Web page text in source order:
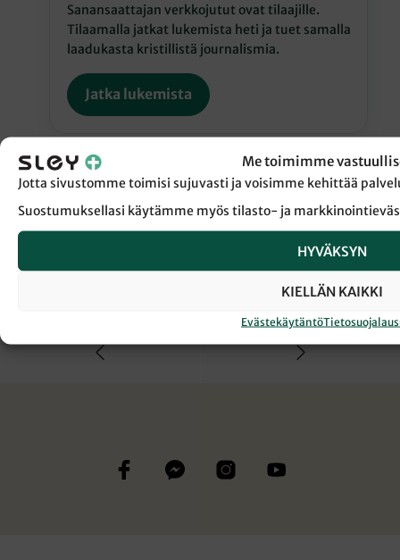
Me toimimme
Jotta sivustomme toimisi sujuvasti ja voisimme kehittää
Suostumuksellasi käytämme myös tilasto- ja
HYVÄKSYN
KIELLÄN KAIKKI
Evästekäytäntö
Sanansaattajan verkkojutut ovat tilaajille.
Tilaamalla jatkat lukemista heti ja tuet samalla
laadukasta kristillistä journalismia.
Jatka lukemista
← Takaisin Sanansaattaja-lehden etusivulle
SLEYN NUORISOTYÖ